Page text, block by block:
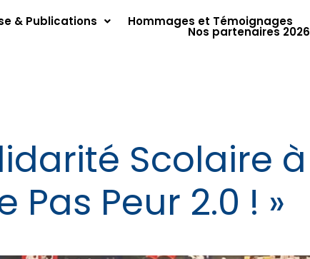
& Publications Hommages et Témoignages
Nos partenaires 2026
Scolaire à
Peur 2.0 ! »